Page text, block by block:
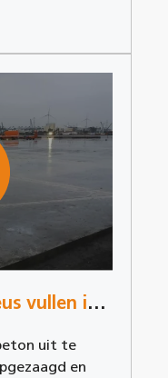
Opzagen en bitumineus vullen in Kallo
uit te
en